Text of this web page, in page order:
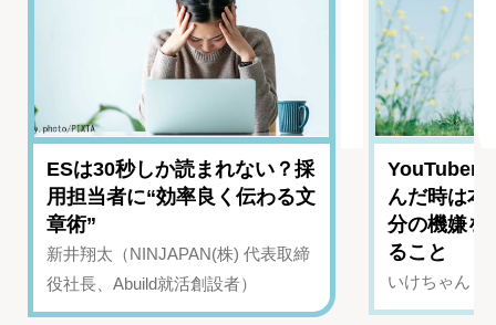
ESは30秒しか読まれない？採
用担当者に“効率良く伝わる文
章術”
新井翔太（NINJAPAN(株) 代表取締
役社長、Abuild就活創設者）
YouTuber
んだ時は
分の機嫌を
ること
いけちゃん（